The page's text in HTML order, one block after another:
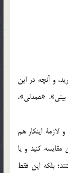
و آنچه در اين
«همدلي»،
لازمة اينكار هم
كنيد و يا
بلكه اين فقط